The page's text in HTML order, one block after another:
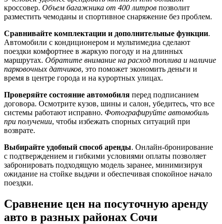
кроссовер. Объем багажника от 400 литров позволит
разместить чемоданы и спортивное снаряжение без проблем.
Сравнивайте комплектации и дополнительные функции.
Автомобили с кондиционером и мультимедиа сделают
поездки комфортнее в жаркую погоду и на длинных
маршрутах. Обратите внимание на расход топлива и наличие
парковочных датчиков, это поможет экономить деньги и
время в центре города и на курортных улицах.
Проверяйте состояние автомобиля перед подписанием
договора. Осмотрите кузов, шины и салон, убедитесь, что все
системы работают исправно. Фотографируйте автомобиль
при получении, чтобы избежать спорных ситуаций при
возврате.
Выбирайте удобный способ аренды. Онлайн-бронирование
с подтверждением и гибкими условиями оплаты позволяет
забронировать подходящую модель заранее, минимизируя
ожидание на стойке выдачи и обеспечивая спокойное начало
поездки.
Сравнение цен на посуточную аренду
авто в разных районах Сочи